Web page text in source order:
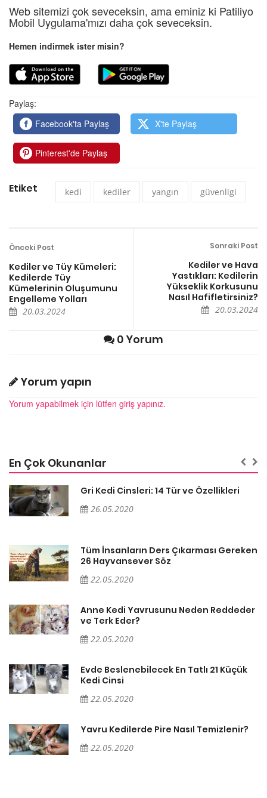
Web sitemizi çok seveceksin, ama eminiz ki Patiliyo
Mobil Uygulama'mızı daha çok seveceksin.
Hemen indirmek ister misin?
Paylaş:
Facebook'ta Paylaş
X'te Paylaş
Pinterest'de Paylaş
Etiket kedi kediler yangın güvenligi
Önceki Post
Kediler ve Tüy Kümeleri:
Kedilerde Tüy
Kümelerinin Oluşumunu
Engelleme Yolları
20.03.2024
Sonraki Post
Kediler ve Hava
Yastıkları: Kedilerin
Yükseklik Korkusunu
Nasıl Hafifletirsiniz?
20.03.2024
0 Yorum
Yorum yapın
Yorum yapabilmek için lütfen giriş yapınız.
En Çok Okunanlar
Gri Kedi Cinsleri: 14 Tür ve Özellikleri
26.05.2020
Tüm İnsanların Ders Çıkarması Gereken
26 Hayvansever Söz
22.05.2020
Anne Kedi Yavrusunu Neden Reddeder
ve Terk Eder?
22.05.2020
Evde Beslenebilecek En Tatlı 21 Küçük
Kedi Cinsi
22.05.2020
Yavru Kedilerde Pire Nasıl Temizlenir?
22.05.2020